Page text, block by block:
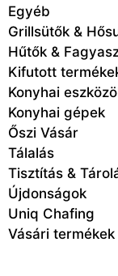
Egyéb
Grillsütők &
Hűtők &
Kifutott
Konyhai
Konyhai gépek
Őszi Vásár
Tálalás
Tisztítás &
Újdonságok
Uniq Chafing
Vásári termékek